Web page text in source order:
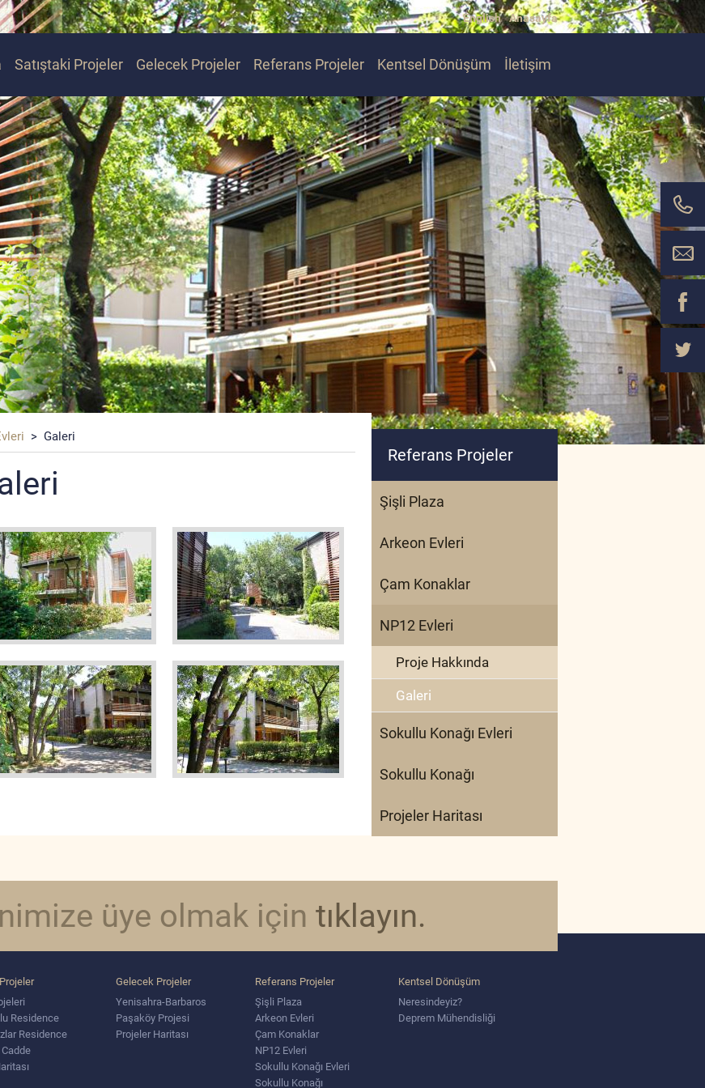
English Anasayfa
Satıştaki Projeler Gelecek Projeler Referans Projeler Kentsel Dönüşüm İletişim
> Galeri
Referans Projeler
Şişli Plaza
Arkeon Evleri
Çam Konaklar
NP12 Evleri
Proje Hakkında
Galeri
Sokullu Konağı Evleri
Sokullu Konağı
Projeler Haritası
üye olmak için tıklayın.
Residence
Residence
Gelecek Projeler
Yenisahra-Barbaros
Paşaköy Projesi
Projeler Haritası
Referans Projeler
Şişli Plaza
Arkeon Evleri
Çam Konaklar
NP12 Evleri
Sokullu Konağı Evleri
Sokullu Konağı
Kentsel Dönüşüm
Neresindeyiz?
Deprem Mühendisliği